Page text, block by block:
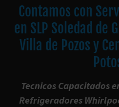
Contamos con
en SLP Soledad de
Villa de Pozos y
Tecnicos Capacitados
Refrigeradores